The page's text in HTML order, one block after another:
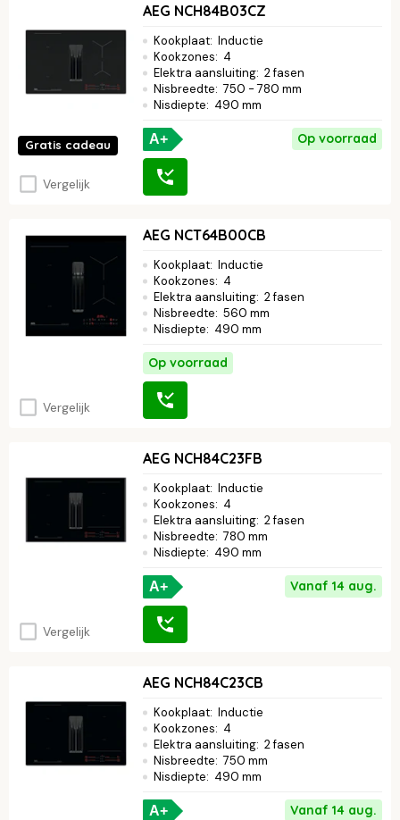
Gratis cadeau
Vergelijk
AEG NCH84B03CZ
Kookplaat: Inductie
Kookzones: 4
Elektra aansluiting: 2 fasen
Nisbreedte: 750 - 780 mm
Nisdiepte: 490 mm
A+ Op voorraad
Vergelijk
AEG NCT64B00CB
Kookplaat: Inductie
Kookzones: 4
Elektra aansluiting: 2 fasen
Nisbreedte: 560 mm
Nisdiepte: 490 mm
Op voorraad
Vergelijk
AEG NCH84C23FB
Kookplaat: Inductie
Kookzones: 4
Elektra aansluiting: 2 fasen
Nisbreedte: 780 mm
Nisdiepte: 490 mm
A+ Vanaf 14 aug.
AEG NCH84C23CB
Kookplaat: Inductie
Kookzones: 4
Elektra aansluiting: 2 fasen
Nisbreedte: 750 mm
Nisdiepte: 490 mm
A+ Vanaf 14 aug.